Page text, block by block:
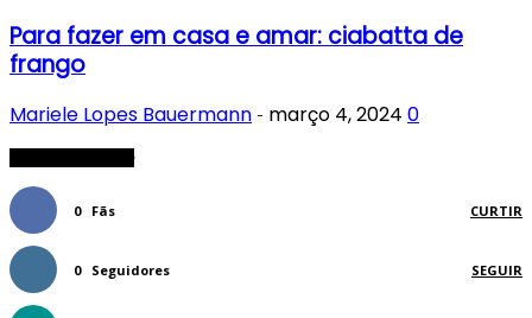
Para fazer em casa e amar: ciabatta de
frango
Mariele Lopes Bauermann - março 4, 2024 0
0 Fãs CURTIR
0 Seguidores SEGUIR